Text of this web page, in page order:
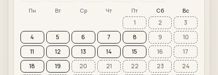
Пн Вт Ср Чт Пт Сб Вс
1 2
3
4
5 6 7 8 9
10
11
12 13 14 15 16
17
18
19 20 21 22 23
24